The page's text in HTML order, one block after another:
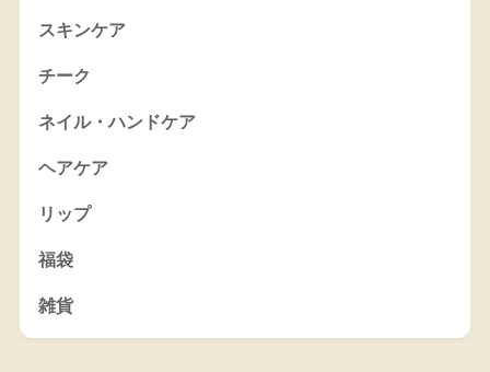
スキンケア
チーク
ネイル・ハンドケア
ヘアケア
リップ
福袋
雑貨